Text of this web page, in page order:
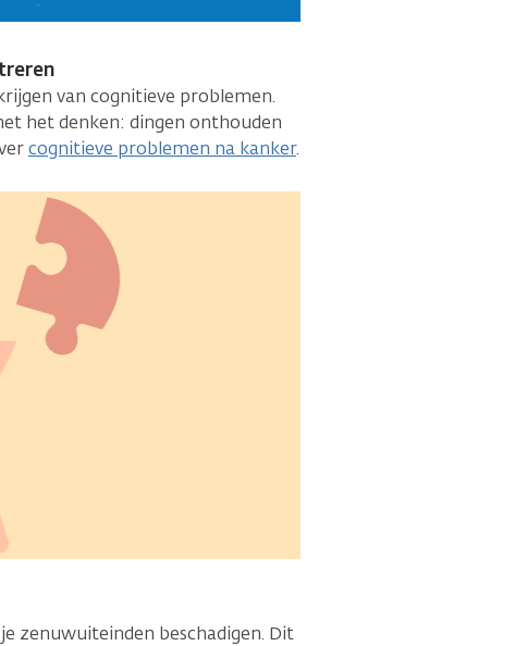
van cognitieve problemen.
het denken: dingen onthouden
cognitieve problemen na kanker.
zenuwuiteinden beschadigen. Dit